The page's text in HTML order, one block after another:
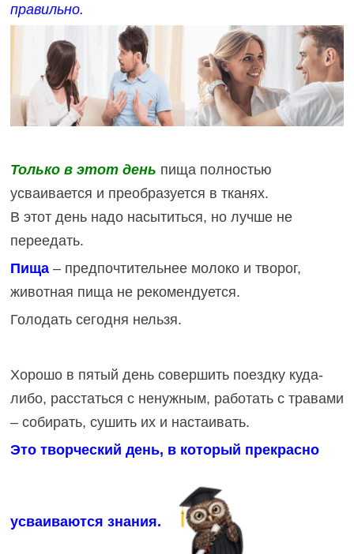
правильно.
Только в этот день пища полностью
усваивается и преобразуется в тканях.
В этот день надо насытиться, но лучше не
переедать.
Пища– предпочтительнее молоко и творог,
животная пища не рекомендуется.
Голодать сегодня нельзя.
Хорошо в пятый день совершить поездку куда-
либо, расстаться с ненужным, работать с травами
– собирать, сушить их и настаивать.
Это творческий день, в который прекрасно
усваиваются знания.